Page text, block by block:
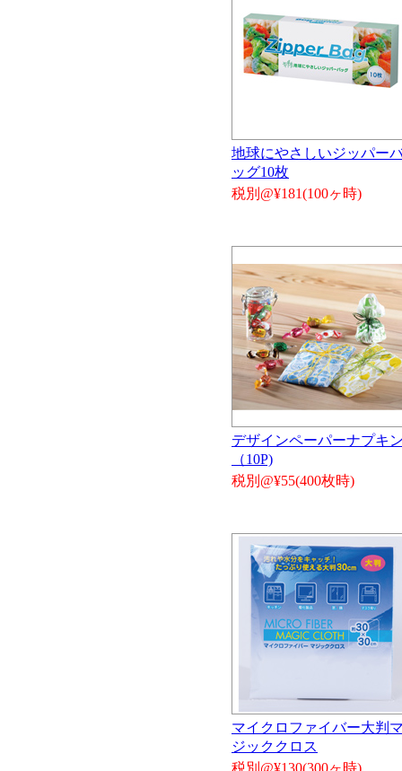
地球にやさしいジッパー
ッグ10枚
税別@¥181(100ヶ時)
デザインペーパーナプキ
（10P)
税別@¥55(400枚時)
マイクロファイバー大判
ジッククロス